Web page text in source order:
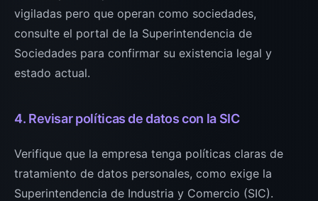
vigiladas pero que operan como sociedades,
consulte el portal de la Superintendencia de
Sociedades para confirmar su existencia legal y
estado actual.
4. Revisar políticas de datos con la SIC
Verifique que la empresa tenga políticas claras de
tratamiento de datos personales, como exige la
Superintendencia de Industria y Comercio (SIC).